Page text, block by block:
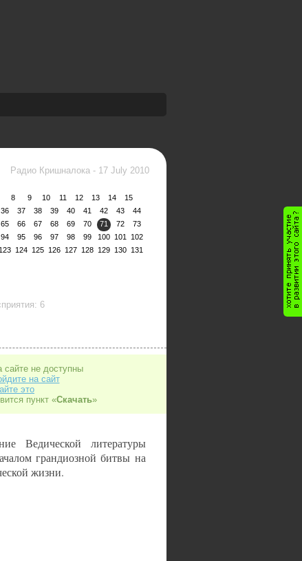
Радио Кришналока - 17 July 2010
8 9 10 11 12 13 14
15
36 37 38 39 40 41 42 43
44
65 66 67 68 69 70 71 72
73
94 95 96 97 98 99 100 101
102
123 124 125 126 127 128 129 130 131
6
сайте не доступны
на сайт
это
пункт «Скачать»
Ведической литературы
грандиозной битвы на
жизни.